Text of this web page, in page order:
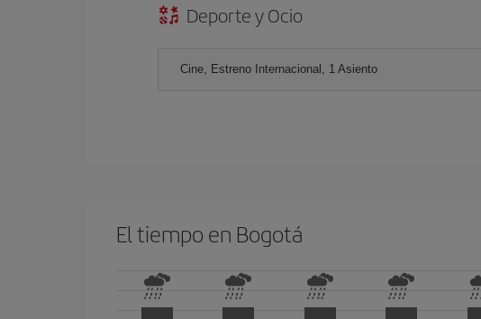
Deporte y Ocio
Cine, Estreno Internacional, 1 Asiento
El tiempo en Bogotá